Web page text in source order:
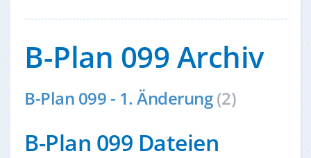
B-Plan 099 Archiv
B-Plan 099 - 1. Änderung (2)
B-Plan 099 Dateien